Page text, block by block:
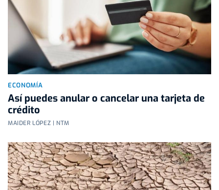
ECONOMÍA
Así puedes anular o cancelar una tarjeta de
crédito
MAIDER LÓPEZ | NTM